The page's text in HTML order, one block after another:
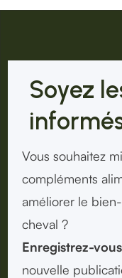
Soyez
Vous souhaitez
compléments
améliorer le
cheval ?
Enregistrez-vous
nouvelle